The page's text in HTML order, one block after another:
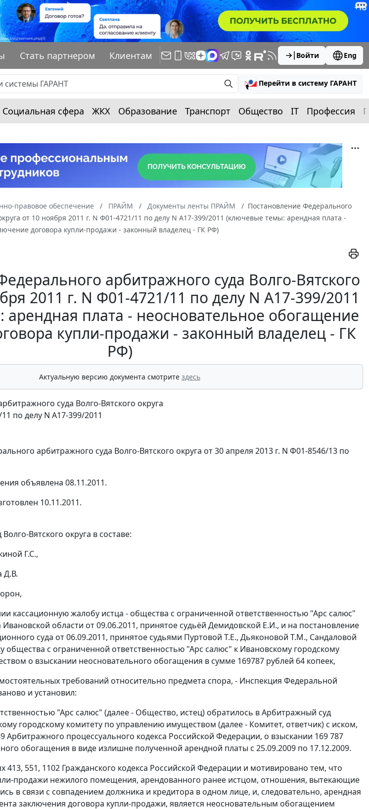
Стать партнером Клиентам Войти Eng
Перейти в систему ГАРАНТ
Социальная сфера ЖКХ Образование Транспорт Общество IT Профессия
правовое обеспечение ПРАЙМ Документы ленты ПРАЙМ
Постановление Федерального
от 10 ноября 2011 г. N Ф01-4721/11 по делу N А17-399/2011 (ключевые темы: арендная плата -
договора купли-продажи - законный владелец - ГК РФ)
арбитражного суда Волго-Вятского
2011 г. N Ф01-4721/11 по делу N А17-399/2011
плата - неосновательное обогащение
купли-продажи - законный владелец - ГК
РФ)
Актуальную версию документа смотрите здесь
суда Волго-Вятского округа
по делу N А17-399/2011
арбитражного суда Волго-Вятского округа от 30 апреля 2013 г. N Ф01-8546/13 по
объявлена 08.11.2011.
10.11.2011.
Вятского округа в составе:
Г.С.,
Д.В.
кассационную жалобу истца - общества с ограниченной ответственностью "Арс салюс"
области от 09.06.2011, принятое судьёй Демидовской Е.И., и на постановление
суда от 06.09.2011, принятое судьями Пуртовой Т.Е., Дьяконовой Т.М., Сандаловой
общества с ограниченной ответственностью "Арс салюс" к Ивановскому городскому
о взыскании неосновательного обогащения в сумме 169787 рублей 64 копеек,
требований относительно предмета спора, - Инспекция Федеральной
и установил:
"Арс салюс" (далее - Общество, истец) обратилось в Арбитражный суд
городскому комитету по управлению имуществом (далее - Комитет, ответчик) с иском,
Арбитражного процессуального кодекса Российской Федерации, о взыскании 169 787
обогащения в виде излишне полученной арендной платы с 25.09.2009 по 17.12.2009.
413, 551, 1102 Гражданского кодекса Российской Федерации и мотивировано тем, что
продажи нежилого помещения, арендованного ранее истцом, отношения, вытекающие
в связи с совпадением должника и кредитора в одном лице, и, следовательно, арендная
заключения договора купли-продажи, является неосновательным обогащением